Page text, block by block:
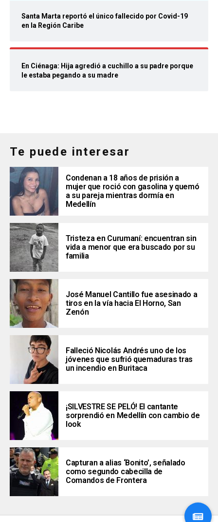
Santa Marta reportó el único fallecido por Covid-19
en la Región Caribe
En Ciénaga: Hija agredió a cuchillo a su padre porque
le estaba pegando a su madre
Te puede interesar
Condenan a 18 años de prisión a
mujer que roció con gasolina y quemó
a su pareja mientras dormía en
Medellín
Tristeza en Curumaní: encuentran sin
vida a menor que era buscado por su
familia
José Manuel Cantillo fue asesinado a
tiros en la vía hacia El Horno, San
Zenón
Falleció Nicolás Andrés uno de los
jóvenes que sufrió quemaduras tras
un incendio en Buritaca
¡SILVESTRE SE PELÓ! El cantante
sorprendió en Medellín con cambio de
look
Capturan a alias ‘Bonito’, señalado
como segundo cabecilla de
Comandos de Frontera